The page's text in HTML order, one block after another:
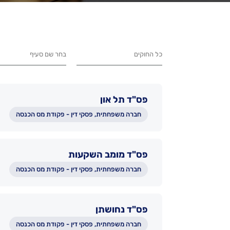
פס"ד תל און
חברה משפחתית, פסקי דין - פקודת מס הכנסה
פס"ד מומב השקעות
חברה משפחתית, פסקי דין - פקודת מס הכנסה
פס"ד נחושתן
חברה משפחתית, פסקי דין - פקודת מס הכנסה